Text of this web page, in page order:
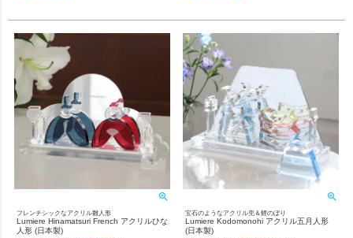
フレンチシックなアクリル雛人形
Lumiere Hinamatsuri French アクリルひな
人形 (日本製)
宝石のようなアクリル兜＆鯉のぼり
Lumiere Kodomonohi アクリル五月人形
(日本製)